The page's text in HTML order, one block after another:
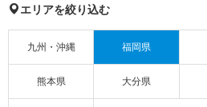
エリアを絞り込む
九州・沖縄 福岡県
熊本県 大分県